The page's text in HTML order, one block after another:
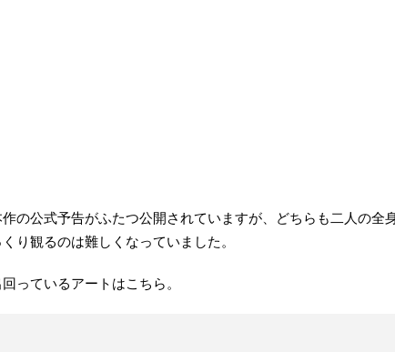
作の公式予告がふたつ公開されていますが、どちらも二人の全
り観るのは難しくなっていました。
っているアートはこちら。